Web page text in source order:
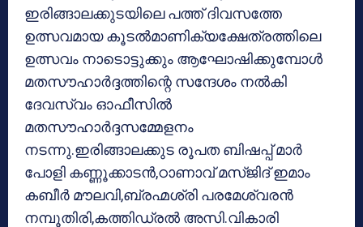
ഇരിങ്ങാലക്കുടയിലെ പത്ത് ദിവസത്തേ
ഉത്സവമായ കൂടല്‍മാണിക്യക്ഷേത്രത്തിലെ
ഉത്സവം നാടൊട്ടുക്കും ആഘോഷിക്കുമ്പോള്‍
മതസൗഹാര്‍ദ്ദത്തിന്റെ സന്ദേശം നല്‍കി
ദേവസ്വം ഓഫീസില്‍
മതസൗഹാര്‍ദ്ദസമ്മേളനം
നടന്നു.ഇരിങ്ങാലക്കുട രൂപത ബിഷപ്പ് മാര്‍
പോളി കണ്ണൂക്കാടന്‍,ഠാണാവ് മസ്ജിദ് ഇമാം
കബീര്‍ മൗലവി,ബ്രഹ്മശ്രി പരമേശ്വരന്‍
നമ്പൂതിരി,കത്തിഡ്രല്‍ അസി.വികാരി